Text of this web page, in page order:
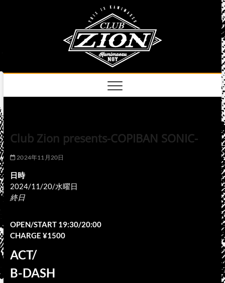
Club Zion presents-COPIBAN SONIC-
2024年11月20日
日時
2024/11/20/水曜日
終日
OPEN/START 19:30/20:00
CHARGE ¥1500
ACT/
B-DASH